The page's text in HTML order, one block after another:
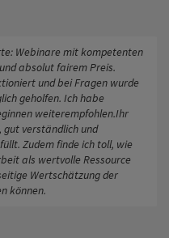
Webinare mit kompetenten
absolut fairem Preis.
und bei Fragen wurde
geholfen. Ich habe
weiterempfohlen.Ihr
gut verständlich und
Zudem finde ich toll, wie
als wertvolle Ressource
Wertschätzung der
können.